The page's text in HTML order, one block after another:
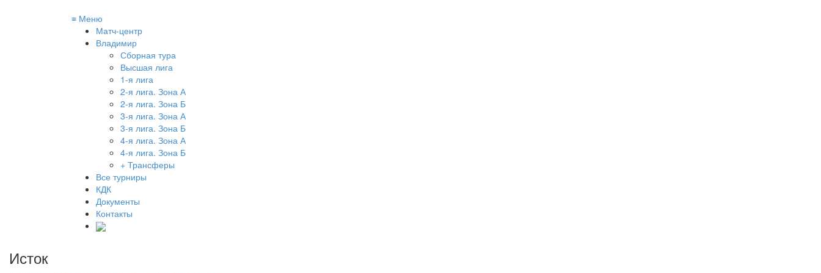
≡ Меню
Матч-центр
Владимир
Сборная тура
Высшая лига
1-я лига
2-я лига. Зона А
2-я лига. Зона Б
3-я лига. Зона А
3-я лига. Зона Б
4-я лига. Зона А
4-я лига. Зона Б
+ Трансферы
Все турниры
КДК
Документы
Контакты
Исток